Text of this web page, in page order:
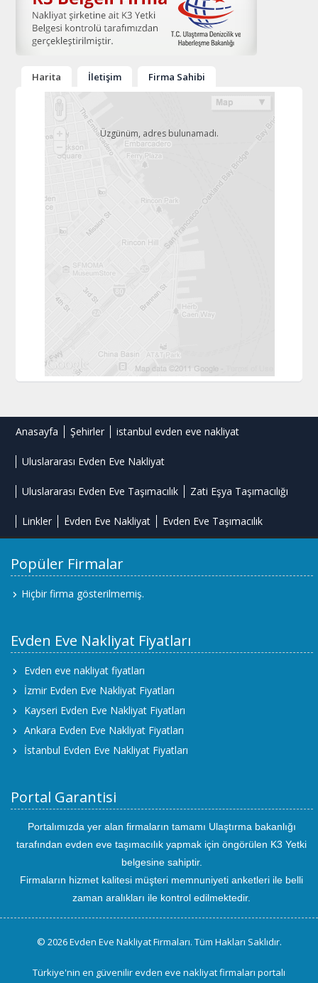
Harita İletişim Firma Sahibi
Üzgünüm, adres bulunamadı.
Anasayfa Şehirler istanbul evden eve nakliyat
Uluslararası Evden Eve Nakliyat
Uluslararası Evden Eve Taşımacılık Zati Eşya Taşımacılığı
Linkler Evden Eve Nakliyat Evden Eve Taşımacılık
Popüler Firmalar
Hiçbir firma gösterilmemiş.
Evden Eve Nakliyat Fiyatları
Evden eve nakliyat fiyatları
İzmir Evden Eve Nakliyat Fiyatları
Kayseri Evden Eve Nakliyat Fiyatları
Ankara Evden Eve Nakliyat Fiyatları
İstanbul Evden Eve Nakliyat Fiyatları
Portal Garantisi
Portalımızda yer alan firmaların tamamı Ulaştırma bakanlığı
tarafından evden eve taşımacılık yapmak için öngörülen K3 Yetki
belgesine sahiptir.
Firmaların hizmet kalitesi müşteri memnuniyeti anketleri ile belli
zaman aralıkları ile kontrol edilmektedir.
© 2026 Evden Eve Nakliyat Firmaları. Tüm Hakları Saklıdır.
Türkiye'nin en güvenilir evden eve nakliyat firmaları portalı